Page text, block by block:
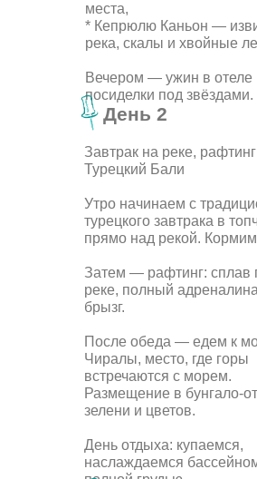
места,
* Кепрюлю Каньон —
река, скалы и хвойные
Вечером — ужин в отеле
посиделки под звёздами.
День 2
Завтрак на реке,
Турецкий Бали
Утро начинаем с
турецкого завтрака в
прямо над рекой. Кормим
Затем — рафтинг: сплав
реке, полный
брызг.
После обеда — едем к
Чиралы, место, где горы
встречаются с морем.
Размещение в бунгало-
зелени и цветов.
День отдыха: купаемся,
наслаждаемся